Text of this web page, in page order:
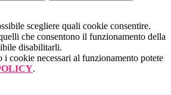
scegliere quali cookie consentire.
che consentono il funzionamento della
disabilitarli.
i cookie necessari al funzionamento potete
.